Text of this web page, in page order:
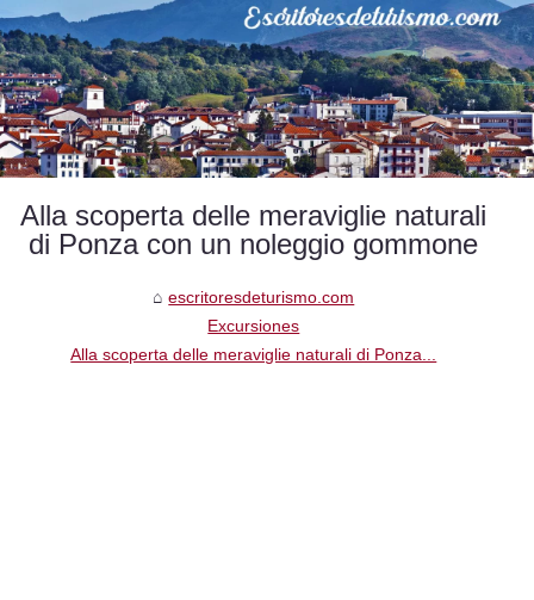
Alla scoperta delle meraviglie naturali
di Ponza con un noleggio gommone
escritoresdeturismo.com
Excursiones
Alla scoperta delle meraviglie naturali di Ponza...